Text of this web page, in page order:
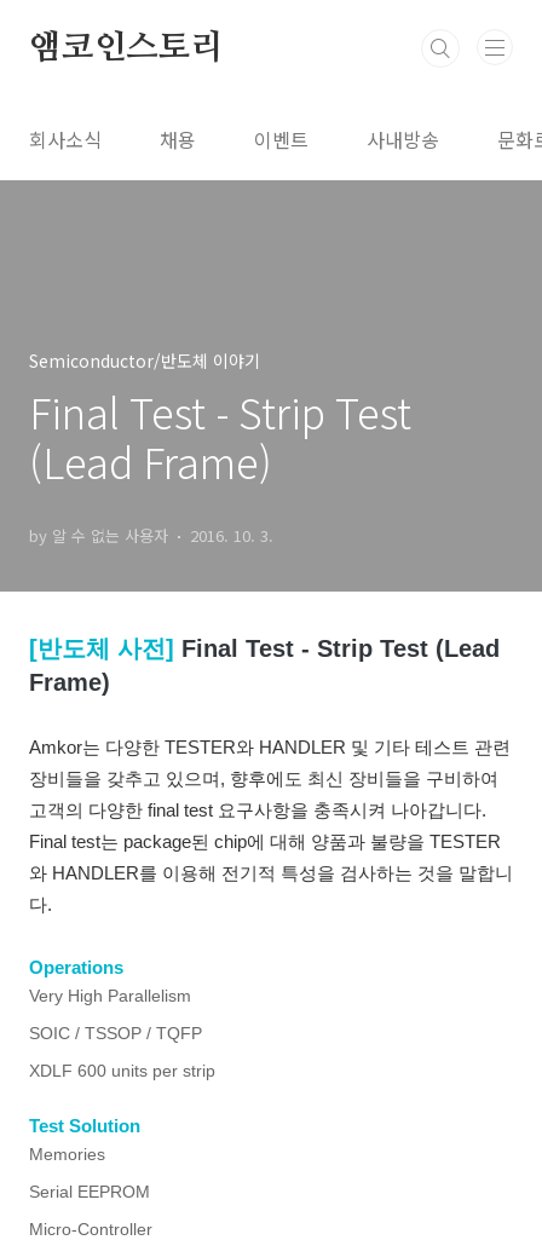
앰코인스토리
회사소식 채용 이벤트 사내방송 문화
Semiconductor/반도체 이야기
Final Test - Strip Test
(Lead Frame)
by 알 수 없는 사용자 2016. 10. 3.
[반도체 사전] Final Test - Strip Test (Lead
Frame)
Amkor는 다양한 TESTER와 HANDLER 및 기타 테스트 관련
장비들을 갖추고 있으며, 향후에도 최신 장비들을 구비하여
고객의 다양한 final test 요구사항을 충족시켜 나아갑니다.
Final test는 package된 chip에 대해 양품과 불량을 TESTER
와 HANDLER를 이용해 전기적 특성을 검사하는 것을 말합니
다.
Operations
Very High Parallelism
SOIC / TSSOP / TQFP
XDLF 600 units per strip
Test Solution
Memories
Serial EEPROM
Micro-Controller